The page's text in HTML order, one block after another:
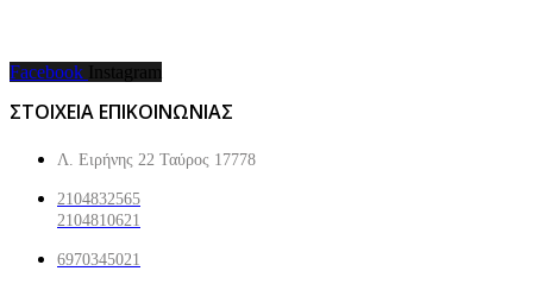
Facebook Instagram
ΣΤΟΙΧΕΙΑ ΕΠΙΚΟΙΝΩΝΙΑΣ
Λ. Ειρήνης 22 Ταύρος 17778
2104832565
2104810621
6970345021